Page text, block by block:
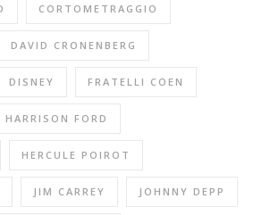
CORTOMETRAGGIO
DAVID CRONENBERG
DISNEY FRATELLI COEN
HARRISON FORD
HERCULE POIROT
JIM CARREY JOHNNY DEPP